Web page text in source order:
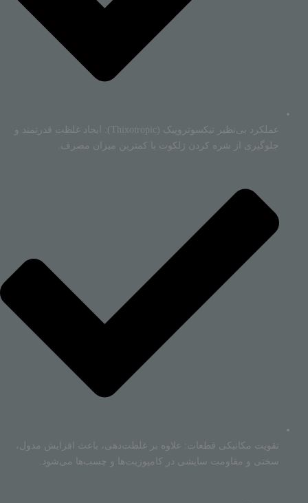
عملکرد بی‌نظیر تیکسوتروپیک (Thixotropic): ایجاد غلظت قدرتمند و
جلوگیری از شره کردن ژلکوت با کمترین میزان مصرف.
تقویت مکانیکی قطعات: علاوه بر غلظت‌دهی، باعث افزایش مدول،
سختی و مقاومت سایشی در کامپوزیت‌ها و چسب‌ها می‌شود.